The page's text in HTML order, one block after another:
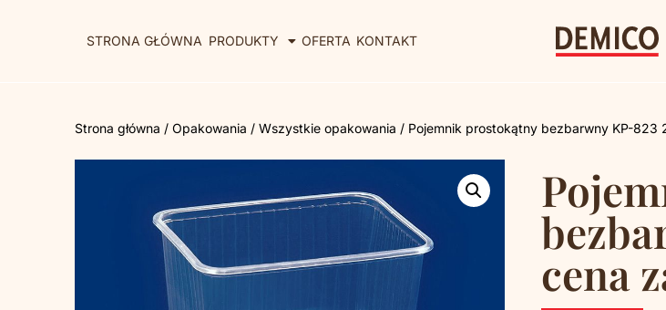
STRONA GŁÓWNA PRODUKTY OFERTA KONTAKT
Strona główna / Opakowania / Wszystkie opakowania / Pojemnik prostokątny bezbarwny KP-823
cena